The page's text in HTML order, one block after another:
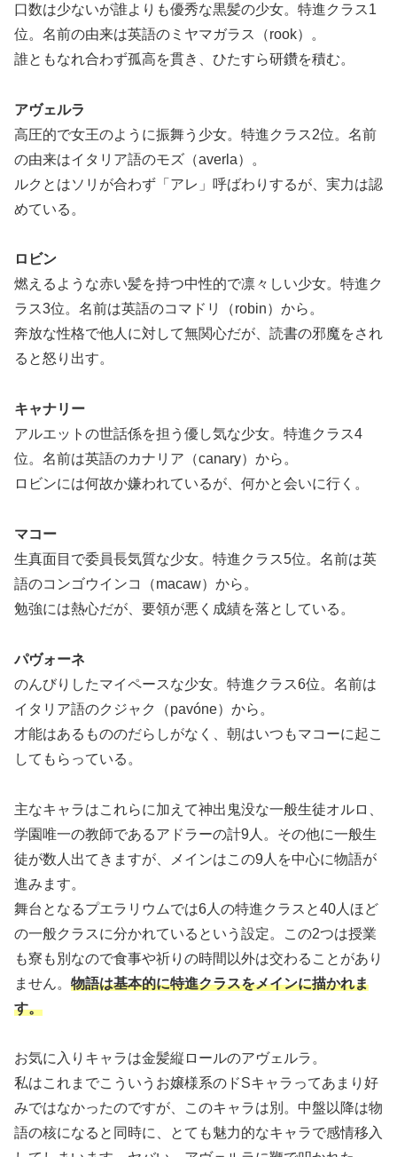
口数は少ないが誰よりも優秀な黒髪の少女。特進クラス1
位。名前の由来は英語のミヤマガラス（rook）。
誰ともなれ合わず孤高を貫き、ひたすら研鑽を積む。
アヴェルラ
高圧的で女王のように振舞う少女。特進クラス2位。名前
の由来はイタリア語のモズ（averla）。
ルクとはソリが合わず「アレ」呼ばわりするが、実力は認
めている。
ロビン
燃えるような赤い髪を持つ中性的で凛々しい少女。特進ク
ラス3位。名前は英語のコマドリ（robin）から。
奔放な性格で他人に対して無関心だが、読書の邪魔をされ
ると怒り出す。
キャナリー
アルエットの世話係を担う優し気な少女。特進クラス4
位。名前は英語のカナリア（canary）から。
ロビンには何故か嫌われているが、何かと会いに行く。
マコー
生真面目で委員長気質な少女。特進クラス5位。名前は英
語のコンゴウインコ（macaw）から。
勉強には熱心だが、要領が悪く成績を落としている。
パヴォーネ
のんびりしたマイペースな少女。特進クラス6位。名前は
イタリア語のクジャク（pavóne）から。
才能はあるもののだらしがなく、朝はいつもマコーに起こ
してもらっている。
主なキャラはこれらに加えて神出鬼没な一般生徒オルロ、
学園唯一の教師であるアドラーの計9人。その他に一般生
徒が数人出てきますが、メインはこの9人を中心に物語が
進みます。
舞台となるプエラリウムでは6人の特進クラスと40人ほど
の一般クラスに分かれているという設定。この2つは授業
も寮も別なので食事や祈りの時間以外は交わることがあり
ません。 物語は基本的に特進クラスをメインに描かれま
す。
お気に入りキャラは金髪縦ロールのアヴェルラ。
私はこれまでこういうお嬢様系のドSキャラってあまり好
みではなかったのですが、このキャラは別。中盤以降は物
語の核になると同時に、とても魅力的なキャラで感情移入